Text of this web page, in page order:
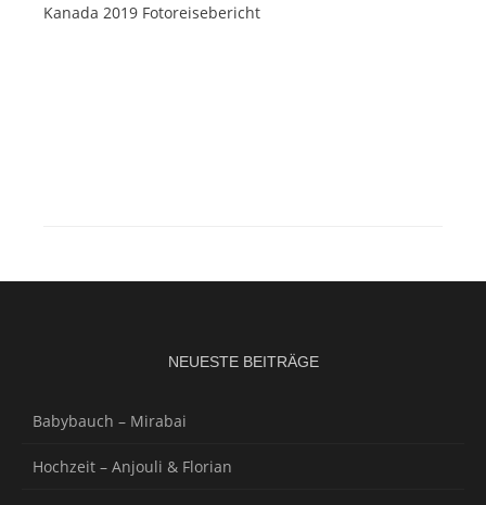
Kanada 2019 Fotoreisebericht
NEUESTE BEITRÄGE
Babybauch – Mirabai
Hochzeit – Anjouli & Florian